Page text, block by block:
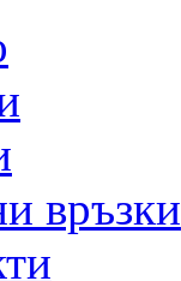
връзки